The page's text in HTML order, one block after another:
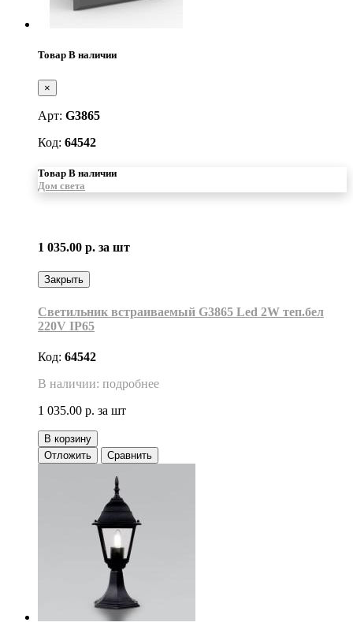
Товар В наличии
×
Арт: G3865
Код: 64542
Товар В наличии
Дом света
1 035.00 р. за шт
Закрыть
Светильник встраиваемый G3865 Led 2W теп.бел
220V IP65
Код: 64542
В наличии: подробнее
1 035.00 р. за шт
В корзину
Отложить
Сравнить